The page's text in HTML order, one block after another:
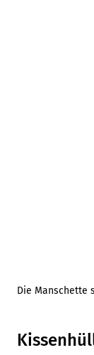
Die Manschette